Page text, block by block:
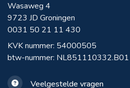
Wasaweg 4
9723 JD Groningen
0031 50 21 11 430
KVK nummer: 54000505
btw-nummer: NL851110332.B01
Veelgestelde vragen